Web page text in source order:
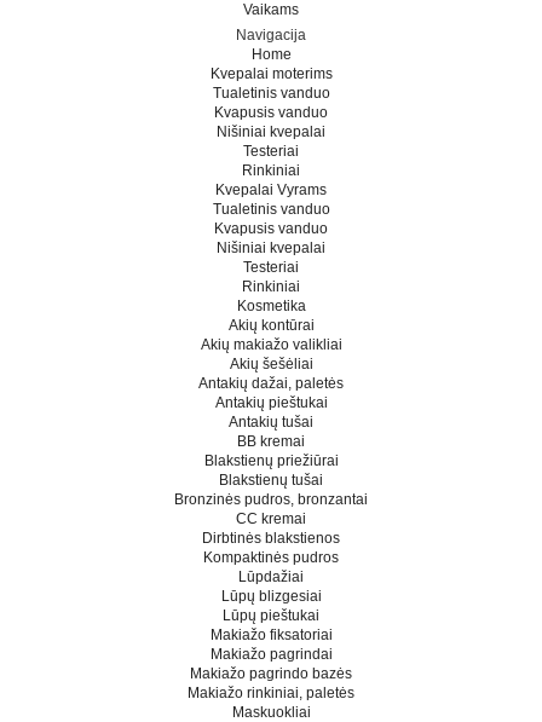
Vaikams
Navigacija
Home
Kvepalai moterims
Tualetinis vanduo
Kvapusis vanduo
Nišiniai kvepalai
Testeriai
Rinkiniai
Kvepalai Vyrams
Tualetinis vanduo
Kvapusis vanduo
Nišiniai kvepalai
Testeriai
Rinkiniai
Kosmetika
Akių kontūrai
Akių makiažo valikliai
Akių šešėliai
Antakių dažai, paletės
Antakių pieštukai
Antakių tušai
BB kremai
Blakstienų priežiūrai
Blakstienų tušai
Bronzinės pudros, bronzantai
CC kremai
Dirbtinės blakstienos
Kompaktinės pudros
Lūpdažiai
Lūpų blizgesiai
Lūpų pieštukai
Makiažo fiksatoriai
Makiažo pagrindai
Makiažo pagrindo bazės
Makiažo rinkiniai, paletės
Maskuokliai